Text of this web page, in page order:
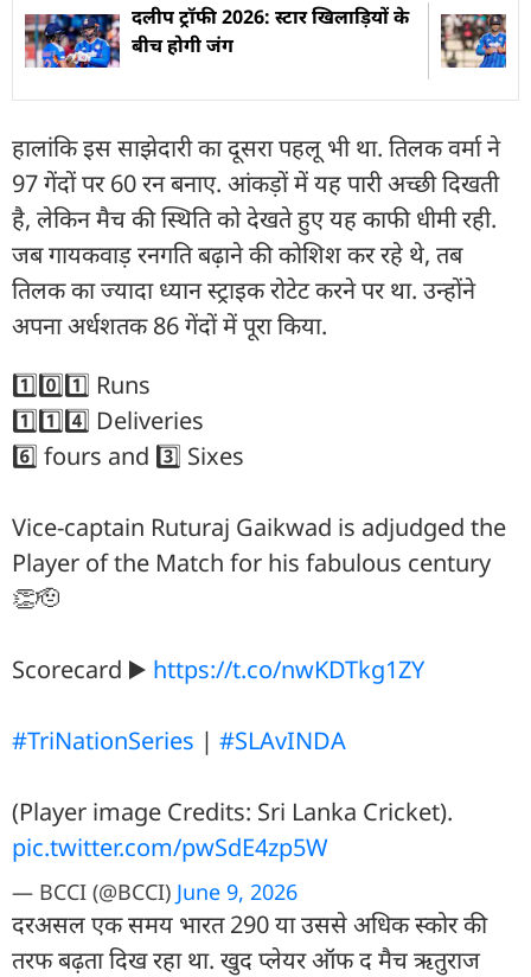
दलीप ट्रॉफी 2026: स्टार खिलाड़ियों के
बीच होगी जंग
हालांकि इस साझेदारी का दूसरा पहलू भी था. तिलक वर्मा ने
97 गेंदों पर 60 रन बनाए. आंकड़ों में यह पारी अच्छी दिखती
है, लेकिन मैच की स्थिति को देखते हुए यह काफी धीमी रही.
जब गायकवाड़ रनगति बढ़ाने की कोशिश कर रहे थे, तब
तिलक का ज्यादा ध्यान स्ट्राइक रोटेट करने पर था. उन्होंने
अपना अर्धशतक 86 गेंदों में पूरा किया.
1️⃣0️⃣1️⃣ Runs
1️⃣1️⃣4️⃣ Deliveries
6️⃣ fours and 3️⃣ Sixes
Vice-captain Ruturaj Gaikwad is adjudged the
Player of the Match for his fabulous century
👏🫡
Scorecard ▶️ https://t.co/nwKDTkg1ZY
#TriNationSeries | #SLAvINDA
(Player image Credits: Sri Lanka Cricket).
pic.twitter.com/pwSdE4zp5W
— BCCI (@BCCI) June 9, 2026
दरअसल एक समय भारत 290 या उससे अधिक स्कोर की
तरफ बढ़ता दिख रहा था. खुद प्लेयर ऑफ द मैच ऋतुराज